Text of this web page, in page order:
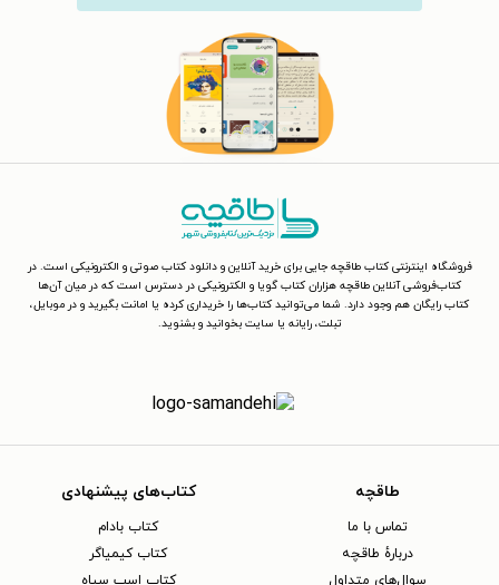
فروشگاه اینترنتی کتاب طاقچه جایی برای خرید آنلاین و دانلود کتاب صوتی و الکترونیکی است. در
کتاب‌فروشی آنلاین طاقچه هزاران کتاب گویا و الکترونیکی در دسترس است که در میان آن‌ها
کتاب رایگان هم وجود دارد. شما می‌توانید کتاب‌ها را خریداری کرده یا امانت بگیرید و در موبایل،
تبلت، رایانه یا سایت بخوانید و بشنوید.
طاقچه
تماس با ما
دربارهٔ طاقچه
سوال‌های متداول
کتاب‌های پیشنهادی
کتاب بادام
کتاب کیمیاگر
کتاب اسب سیاه